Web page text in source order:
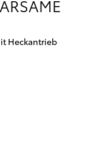
Heckantrieb